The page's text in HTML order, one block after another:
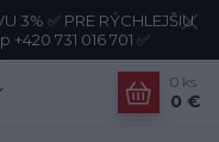
3% ✅ PRE RÝCHLEJŠIU
731 016 701 ✅
0 ks
0 €